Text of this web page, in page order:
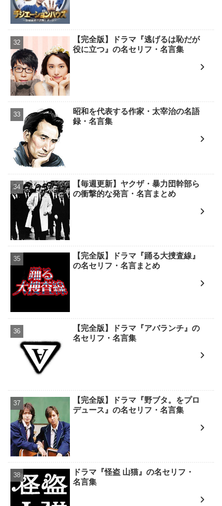
【完全版】ドラマ『逃げるは恥だが
役に立つ』の名セリフ・名言集
昭和を代表する作家・太宰治の名語
録・名言集
【毎週更新】ヤクザ・暴力団幹部ら
の衝撃的な発言・名言まとめ
【完全版】ドラマ『踊る大捜査線』
の名セリフ・名言まとめ
【完全版】ドラマ『アバランチ』の
名セリフ・名言集
【完全版】ドラマ『野ブタ。をプロ
デュース』の名セリフ・名言集
ドラマ『怪盗 山猫』の名セリフ・
名言集